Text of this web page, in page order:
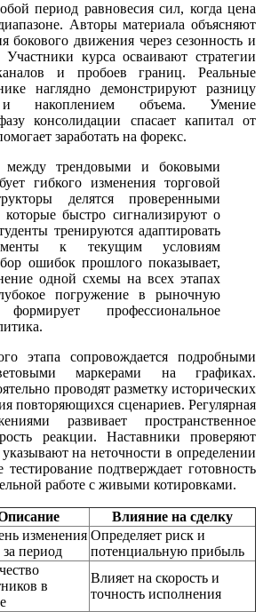
период равновесия сил, когда цена
Авторы материала объясняют
бокового движения через сезонность и
курса осваивают стратегии
и пробоев границ. Реальные
наглядно демонстрируют разницу
объема. Умение
консолидации спасает капитал от
заработать на форекс.
между трендовыми и боковыми
гибкого изменения торговой
делятся проверенными
которые быстро сигнализируют о
тренируются адаптировать
к текущим условиям
ошибок прошлого показывает,
одной схемы на всех этапах
погружение в рыночную
формирует профессиональное
этапа сопровождается подробными
маркерами на графиках.
проводят разметку исторических
повторяющихся сценариев. Регулярная
развивает пространственное
реакции. Наставники проверяют
на неточности в определении
подтверждает готовность
работе с живыми котировками.
Влияние на сделку
изменения
период
Определяет риск и
потенциальную прибыль
в
Влияет на скорость и
точность исполнения